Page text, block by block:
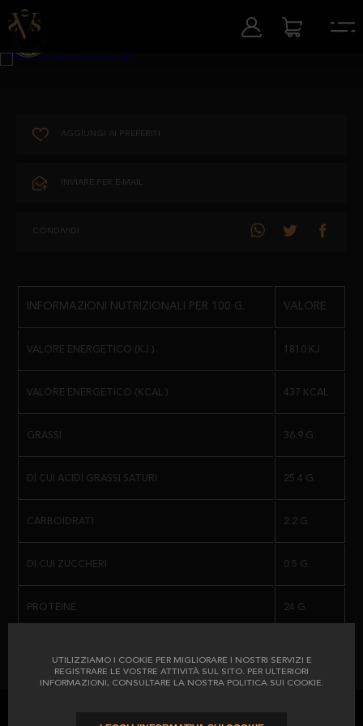
UTILIZZIAMO I COOKIE PER MIGLIORARE I NOSTRI SERVIZI E
REGISTRARE LE VOSTRE ATTIVITÀ SUL SITO. PER ULTERIORI
INFORMAZIONI, CONSULTARE LA NOSTRA POLITICA SUI COOKIE.
AGGIUNGI AI PREFERITI
INVIARE PER E-MAIL
CONDIVIDI
INFORMAZIONI NUTRIZIONALI PER 100 G. VALORE
VALORE ENERGETICO (KJ.) 1810 KJ.
VALORE ENERGETICO (KCAL.) 437 KCAL.
GRASSI 36.9 G.
DI CUI ACIDI GRASSI SATURI 25.4 G.
CARBOIDRATI 2.2 G.
DI CUI ZUCCHERI 0.5 G.
PROTEINE 24 G.